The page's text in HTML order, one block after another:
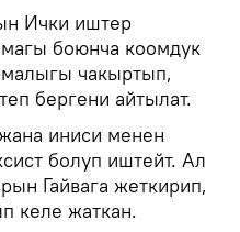
Ички иштер
боюнча коомдук
чакыртып,
бергени айтылат.
иниси менен
болуп иштейт. Ал
Гайвага жеткирип,
келе жаткан.